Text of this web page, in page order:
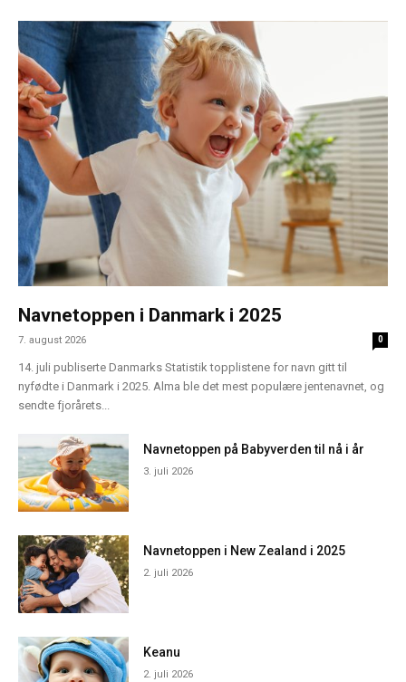
Navnetoppen i Danmark i 2025
7. august 2026 0
14. juli publiserte Danmarks Statistik topplistene for navn gitt til
nyfødte i Danmark i 2025. Alma ble det mest populære jentenavnet, og
sendte fjorårets...
Navnetoppen på Babyverden til nå i år
3. juli 2026
Navnetoppen i New Zealand i 2025
2. juli 2026
Keanu
2. juli 2026